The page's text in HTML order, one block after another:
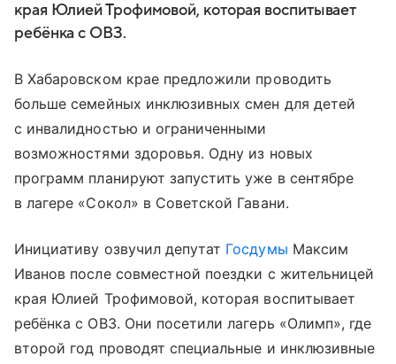
края Юлией Трофимовой, которая воспитывает
ребёнка с ОВЗ.
В Хабаровском крае предложили проводить
больше семейных инклюзивных смен для детей
с инвалидностью и ограниченными
возможностями здоровья. Одну из новых
программ планируют запустить уже в сентябре
в лагере «Сокол» в Советской Гавани.
Инициативу озвучил депутат Госдумы Максим
Иванов после совместной поездки с жительницей
края Юлией Трофимовой, которая воспитывает
ребёнка с ОВЗ. Они посетили лагерь «Олимп», где
второй год проводят специальные и инклюзивные